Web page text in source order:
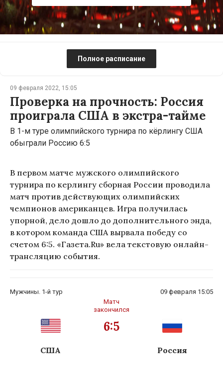
Полное расписание
09 февраля 2022, 15:05
Проверка на прочность: Россия
проиграла США в экстра-тайме
В 1-м туре олимпийского турнира по кёрлингу США
обыграли Россию 6:5
В первом матче мужского олимпийского
турнира по керлингу сборная России проводила
матч против действующих олимпийских
чемпионов американцев. Игра получилась
упорной, дело дошло до дополнительного энда,
в котором команда США вырвала победу со
счетом 6:5. «Газета.Ru» вела текстовую онлайн-
трансляцию события.
Мужчины. 1-й тур
Матч
закончился
09 февраля 15:05
США
6:5
Россия